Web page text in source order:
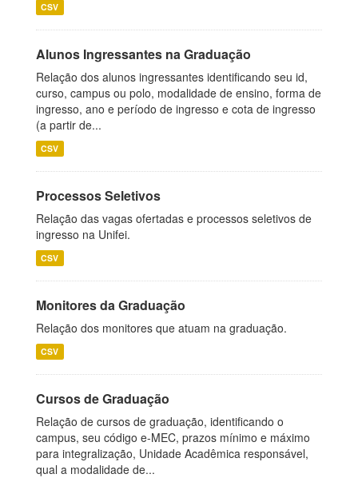
CSV
Alunos Ingressantes na Graduação
Relação dos alunos ingressantes identificando seu id,
curso, campus ou polo, modalidade de ensino, forma de
ingresso, ano e período de ingresso e cota de ingresso
(a partir de...
CSV
Processos Seletivos
Relação das vagas ofertadas e processos seletivos de
ingresso na Unifei.
CSV
Monitores da Graduação
Relação dos monitores que atuam na graduação.
CSV
Cursos de Graduação
Relação de cursos de graduação, identificando o
campus, seu código e-MEC, prazos mínimo e máximo
para integralização, Unidade Acadêmica responsável,
qual a modalidade de...